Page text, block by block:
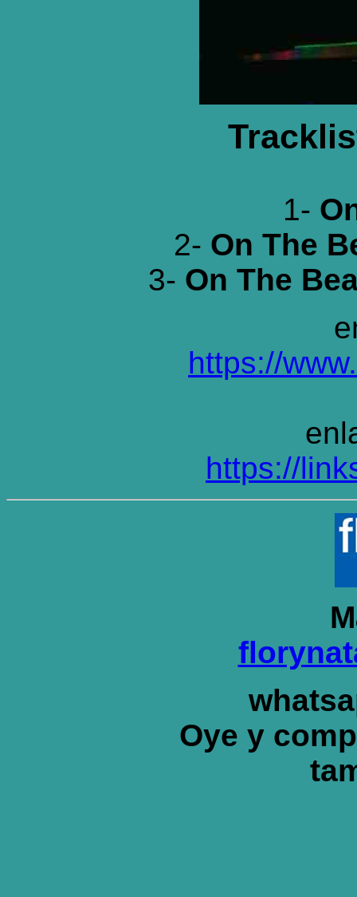
1-
2- On The
3- On The
https://
https://
Oye y